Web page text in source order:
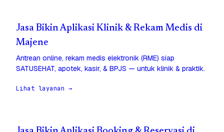
Jasa Bikin Aplikasi Klinik & Rekam Medis di
Majene
Antrean online, rekam medis elektronik (RME) siap
SATUSEHAT, apotek, kasir, & BPJS — untuk klinik & praktik.
Lihat layanan →